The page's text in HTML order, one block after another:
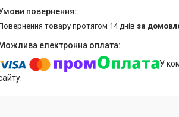
повернення товару протягом 14 днів за
У